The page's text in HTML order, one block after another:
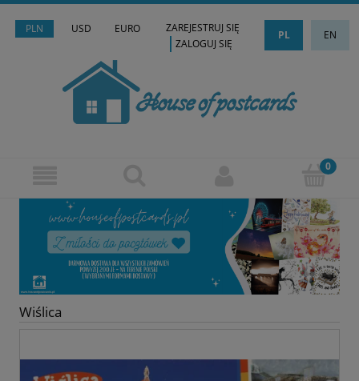
PLN USD EURO PL EN
ZAREJESTRUJ SIĘ
ZALOGUJ SIĘ
Wiślica